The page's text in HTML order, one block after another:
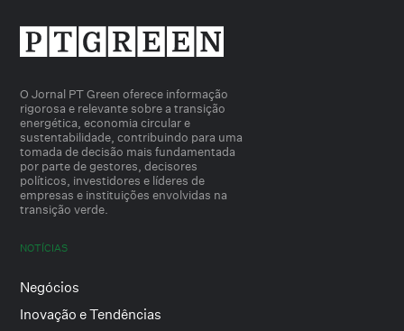
O Jornal PT Green oferece informação
rigorosa e relevante sobre a transição
energética, economia circular e
sustentabilidade, contribuindo para uma
tomada de decisão mais fundamentada
por parte de gestores, decisores
políticos, investidores e líderes de
empresas e instituições envolvidas na
transição verde.
NOTÍCIAS
Negócios
Inovação e Tendências